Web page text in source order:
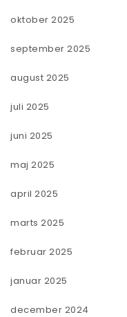
oktober 2025
september 2025
august 2025
juli 2025
juni 2025
maj 2025
april 2025
marts 2025
februar 2025
januar 2025
december 2024